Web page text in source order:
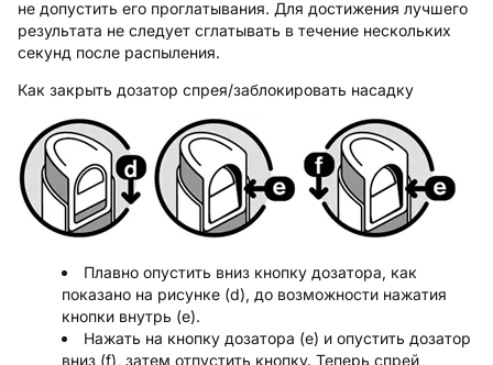
не допустить его проглатывания. Для достижения лучшего
результата не следует сглатывать в течение нескольких
секунд после распыления.
Как закрыть дозатор спрея/заблокировать насадку
Плавно опустить вниз кнопку дозатора, как
показано на рисунке (d), до возможности нажатия
кнопки внутрь (e).
Нажать на кнопку дозатора (е) и опустить дозатор
вниз (f), затем отпустить кнопку. Теперь спрей